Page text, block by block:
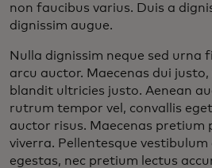
non faucibus varius. Duis a
dignissim augue.
Nulla dignissim neque sed urna
arcu auctor. Maecenas dui
blandit ultricies justo. Aenean
rutrum tempor vel, convallis
auctor risus. Maecenas pretium
viverra. Pellentesque vestibulum
egestas, nec pretium lectus